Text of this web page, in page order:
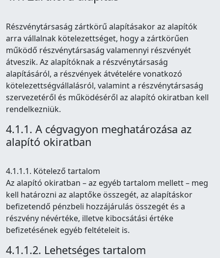
Részvénytársaság zártkörű alapításakor az alapítók
arra vállalnak kötelezettséget, hogy a zártkörűen
működő részvénytársaság valamennyi részvényét
átveszik. Az alapítóknak a részvénytársaság
alapításáról, a részvények átvételére vonatkozó
kötelezettségvállalásról, valamint a részvénytársaság
szervezetéről és működéséről az alapító okiratban kell
rendelkezniük.
4.1.1. A cégvagyon meghatározása az
alapító okiratban
4.1.1.1. Kötelező tartalom
Az alapító okiratban – az egyéb tartalom mellett – meg
kell határozni az alaptőke összegét, az alapításkor
befizetendő pénzbeli hozzájárulás összegét és a
részvény névértéke, illetve kibocsátási értéke
befizetésének egyéb feltételeit is.
4.1.1.2. Lehetséges tartalom